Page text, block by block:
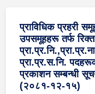
प्राविधिक प्रहरी
उपसमूहहरू तर्फ रिक्त
प्रा.प्र.स.नि.
प्रकाशन सम्बन्धी
(२०८१-१२-१५)